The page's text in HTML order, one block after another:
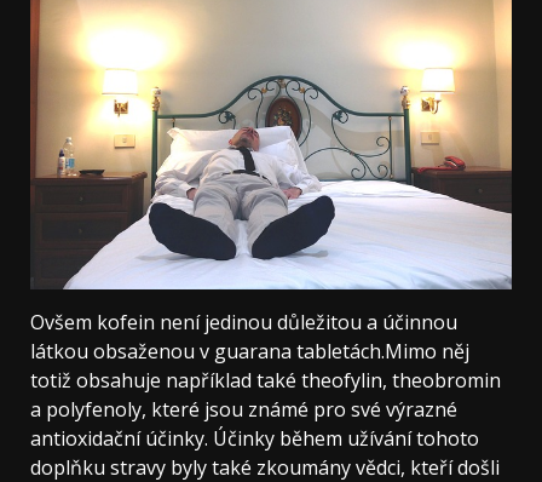
Ovšem kofein není jedinou důležitou a účinnou
látkou obsaženou v guarana tabletách.Mimo něj
totiž obsahuje například také theofylin, theobromin
a polyfenoly, které jsou známé pro své výrazné
antioxidační účinky. Účinky během užívání tohoto
doplňku stravy byly také zkoumány vědci, kteří došli